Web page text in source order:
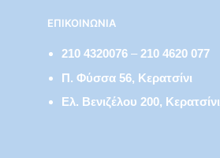
ΕΠΙΚΟΙΝΩΝΊΑ
210 4320076– 210 4620 077
Π. Φύσσα 56, Κερατσίνι
Ελ. Βενιζέλου 200, Κερατσίνι